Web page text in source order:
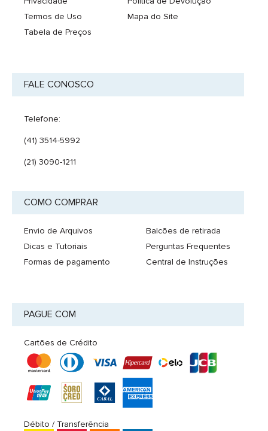
Termos de Uso
Tabela de Preços
Mapa do Site
FALE CONOSCO
Telefone:
(41) 3514-5992
(21) 3090-1211
COMO COMPRAR
Envio de Arquivos
Dicas e Tutoriais
Formas de pagamento
Balcões de retirada
Perguntas Frequentes
Central de Instruções
PAGUE COM
Cartões de Crédito
Débito / Transferência